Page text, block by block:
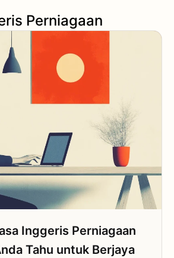
Perniagaan
Inggeris Perniagaan
Tahu untuk Berjaya